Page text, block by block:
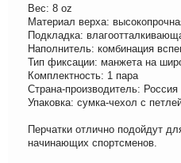
Вес: 8 oz
Материал верха:
Подкладка:
Наполнитель: комбинация
Тип фиксации: манжета на
Комплектность: 1 пара
Страна-производитель: Россия
Упаковка: сумка-чехол с
Перчатки отлично подойдут
начинающих спортсменов.